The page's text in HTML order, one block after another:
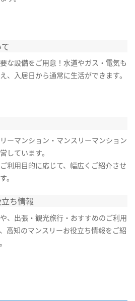
な設備をご用意！水道やガス・電気も
、入居日から通常に生活ができます。
ーマンション・マンスリーマンション
しています。
利用目的に応じて、幅広くご紹介させ
。
ち情報
、出張・観光旅行・おすすめのご利用
高知のマンスリーお役立ち情報をご紹